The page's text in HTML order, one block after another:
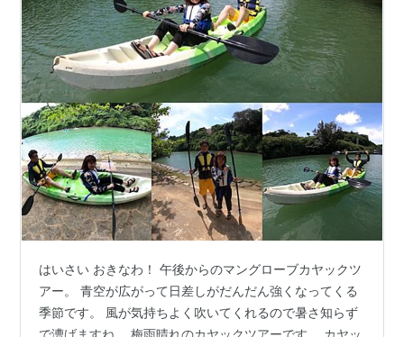
はいさい おきなわ！ 午後からのマングローブカヤックツ
アー。 青空が広がって日差しがだんだん強くなってくる
季節です。 風が気持ちよく吹いてくれるので暑さ知らず